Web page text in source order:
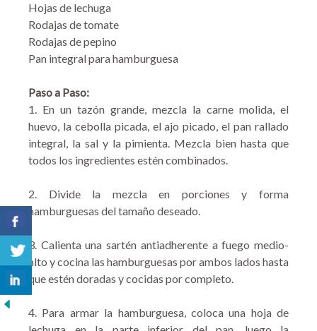
Hojas de lechuga
Rodajas de tomate
Rodajas de pepino
Pan integral para hamburguesa
Paso a Paso:
1. En un tazón grande, mezcla la carne molida, el
huevo, la cebolla picada, el ajo picado, el pan rallado
integral, la sal y la pimienta. Mezcla bien hasta que
todos los ingredientes estén combinados.
2. Divide la mezcla en porciones y forma
hamburguesas del tamaño deseado.
3. Calienta una sartén antiadherente a fuego medio-
alto y cocina las hamburguesas por ambos lados hasta
que estén doradas y cocidas por completo.
4. Para armar la hamburguesa, coloca una hoja de